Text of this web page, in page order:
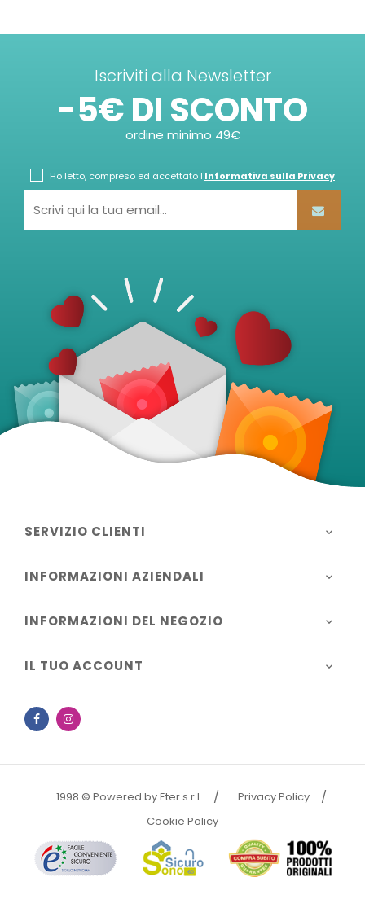
Iscriviti alla Newsletter
-5€ DI SCONTO
ordine minimo 49€
Ho letto, compreso ed accettato l'Informativa sulla Privacy
SERVIZIO CLIENTI 
INFORMAZIONI AZIENDALI 
INFORMAZIONI DEL NEGOZIO 
IL TUO ACCOUNT 
Facebook
1998 © Powered by Eter s.r.l.
Privacy Policy
Cookie Policy